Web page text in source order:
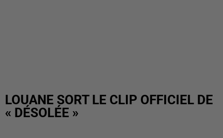
LOUANE SORT LE CLIP OFFICIEL DE
« DÉSOLÉE »